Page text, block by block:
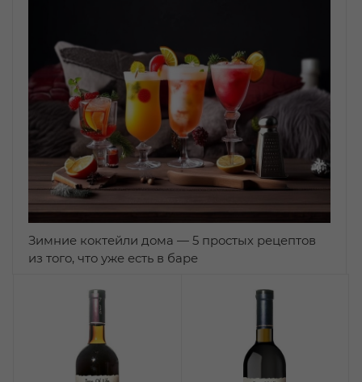
Зимние коктейли дома — 5 простых рецептов
из того, что уже есть в баре